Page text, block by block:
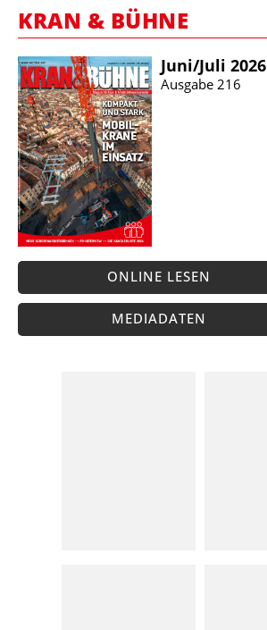
KRAN & BÜHNE
Juni/​Juli 2026
Ausgabe 216
ONLINE LESEN
MEDIADATEN